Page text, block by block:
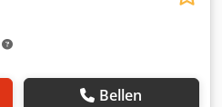
Bellen